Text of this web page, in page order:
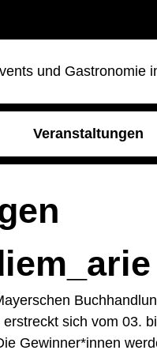
und Gastronomie
Veranstaltungen
sich vom 03.
Gewinner*innen